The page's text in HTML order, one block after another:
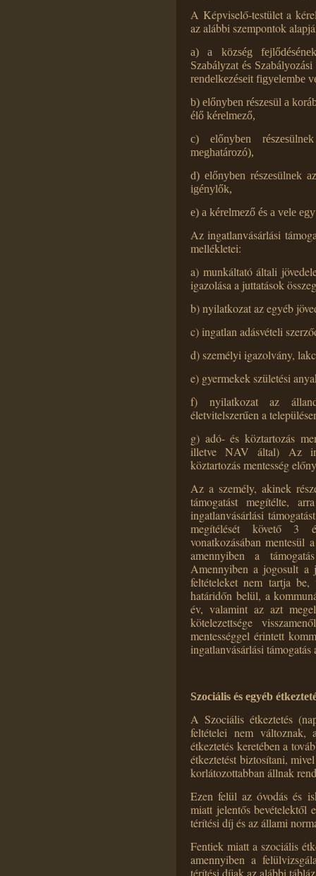
A Képviselő-testület a
az alábbi szempontok
a) a község
Szabályzat és
rendelkezéseit figyelembe
b) előnyben részesül a
élő kérelmező,
c) előnyben
meghatározó),
d) előnyben részesülnek
igénylők,
e) a kérelmező és a vele
Az ingatlanvásárlási
mellékletei:
a) munkáltató általi
igazolása a juttatások
b) nyilatkozat az egyéb
c) ingatlan adásvételi
d) személyi igazolvány,
e) gyermekek születési
f) nyilatkozat az
életvitelszerűen a
g) adó- és köztartozás
illetve NAV által) Az
köztartozás mentesség
Az a személy, akinek
támogatást megítélte,
ingatlanvásárlási
megítélését követő 3
vonatkozásában mentesül
amennyiben a
Amennyiben a jogosult a
feltételeket nem tartja
határidőn belül, a
év, valamint az azt
kötelezettsége
mentességgel érintett
ingatlanvásárlási
Szociális és egyéb
A Szociális étkeztetés
feltételei nem
étkeztetés keretében a
étkeztetést biztosítani,
korlátozottabban állnak
Ezen felül az óvodás és
miatt jelentős bevételektől
térítési díj és az állami
Fentiek miatt a szociális
amennyiben a